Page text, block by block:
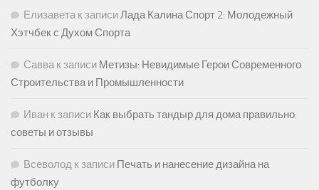
Елизаветак записиЛада Калина Спорт 2: Молодежный
Хэтчбек с Духом Спорта
Саввак записи Метизы: Невидимые Герои Современного
Строительства и Промышленности
Иван к записи Как выбрать тандыр для дома правильно:
советы и отзывы
Всеволод к записи Печать и нанесение дизайна на
футболку